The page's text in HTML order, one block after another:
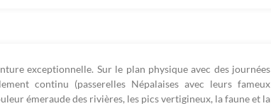
exceptionnelle. Sur le plan physique avec des journées
continu (passerelles Népalaises avec leurs fameux
émeraude des rivières, les pics vertigineux, la faune et la